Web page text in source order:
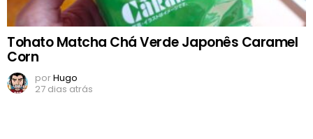
Tohato Matcha Chá Verde Japonês Caramel
Corn
porHugo
27 dias atrás